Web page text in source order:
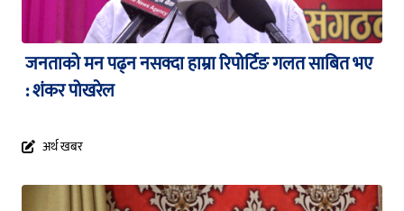
जनताको मन पढ्न नसक्दा हाम्रा रिपोर्टिङ गलत साबित भए
: शंकर पोखरेल
अर्थ खबर